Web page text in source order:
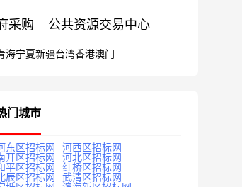
采购 公共资源交易中心
海宁夏新疆台湾香港澳门
门城市
东区招标网
河西区招标网
开区招标网
河北区招标网
平区招标网
红桥区招标网
辰区招标网
武清区招标网